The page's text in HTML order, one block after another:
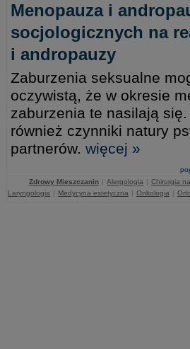
Menopauza i
socjologicznych na
i andropauzy
Zaburzenia seksualne
oczywistą, że w okresie
zaburzenia te nasilają
również czynniki natury
partnerów. więcej »
Zdrowy Mieszczanin | Alergologia | Chirurgia
Laryngologia | Medycyna estetyczna | Onkologia |